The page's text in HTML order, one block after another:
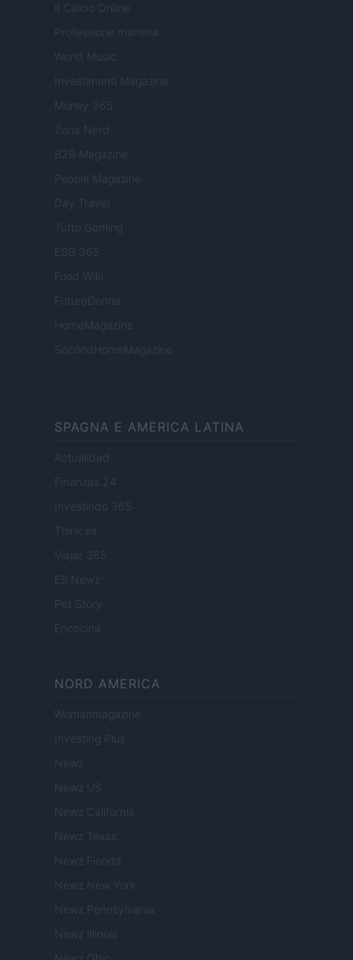
Il Calcio Online
Professione mamma
World Music
Investimenti Magazine
Money 365
Zona Nerd
B2B Magazine
People Magazine
Day Travel
Tutto Gaming
ESG 365
Food Wiki
FuturoDonna
HomeMagazine
SecondHomeMagazine
SPAGNA E AMERICA LATINA
Actualidad
Finanzas 24
Investindo 365
Think.es
Viajar 365
ES Newz
Pet Story
Encocina
NORD AMERICA
Womanmagazine
Investing Plus
Newz
Newz US
Newz California
Newz Texas
Newz Florida
Newz New York
Newz Pennsylvania
Newz Illinois